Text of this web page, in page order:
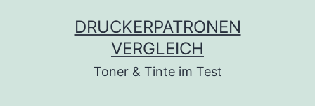
DRUCKERPATRONEN
VERGLEICH
Toner & Tinte im Test